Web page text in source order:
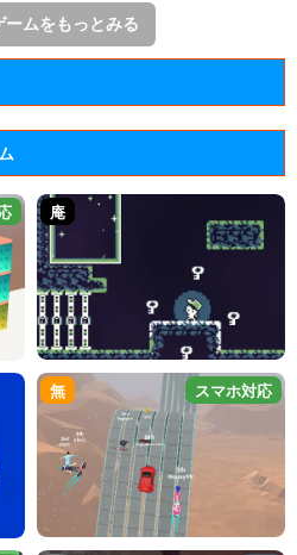
ームをもっとみる
庵
無 スマホ対応